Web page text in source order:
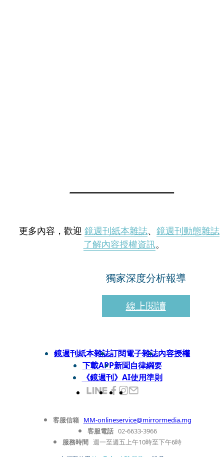
更多內容，歡迎 鏡週刊紙本雜誌、 鏡週刊動態雜誌
了解內容授權資訊。
獨家深度分析報導
線上閱讀
鏡週刊紙本雜誌訂閱電子雜誌內容授權
下載APP新聞自律綱要
《鏡週刊》AI使用準則
客服信箱 MM-onlineservice@mirrormedia.mg
客服電話 02-6633-3966
服務時間 週一至週五上午10時至下午6時